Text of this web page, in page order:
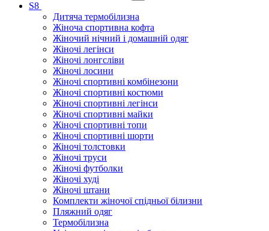
S8
Дитяча термобілизна
Жіноча спортивна кофта
Жіночий нічний і домашній одяг
Жіночі легінси
Жіночі лонгсліви
Жіночі лосини
Жіночі спортивні комбінезони
Жіночі спортивні костюми
Жіночі спортивні легінси
Жіночі спортивні майки
Жіночі спортивні топи
Жіночі спортивні шорти
Жіночі толстовки
Жіночі труси
Жіночі футболки
Жіночі худі
Жіночі штани
Комплекти жіночої спідньої білизни
Пляжний одяг
Термобілизна